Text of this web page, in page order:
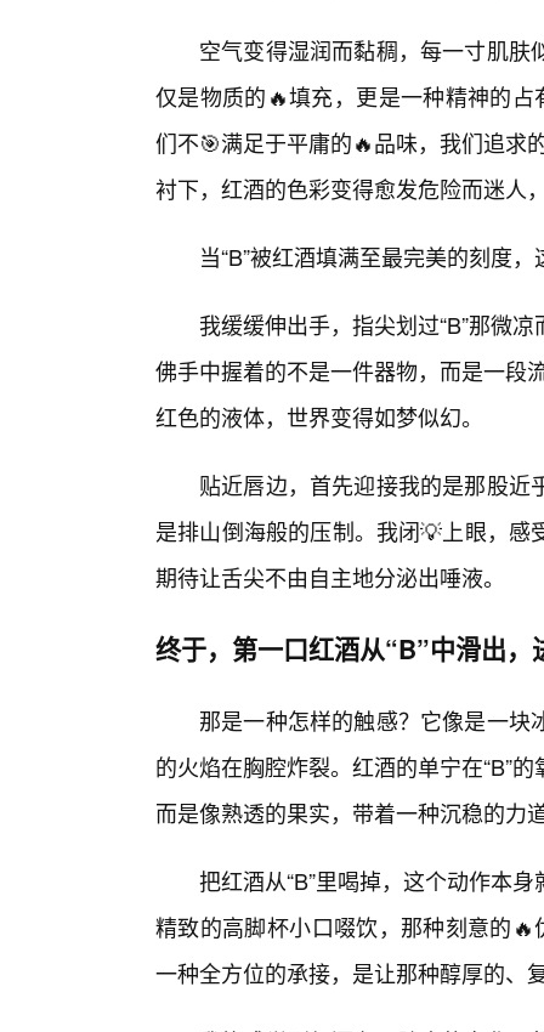
空气变得湿润而黏稠，每一寸肌
仅是物质的🔥填充，更是一种精神的
们不🎯满足于平庸的🔥品味，我们追求
衬下，红酒的色彩变得愈发危险而迷人
当“B”被红酒填满至最完美的刻度
我缓缓伸出手，指尖划过“B”那微
佛手中握着的不是一件器物，而是一段
红色的液体，世界变得如梦似幻。
贴近唇边，首先迎接我的是那股
是排山倒海般的压制。我闭💡上眼，
期待让舌尖不由自主地分泌出唾液。
终于，第一口红酒从“B”中滑出，
那是一种怎样的触感？它像是一
的火焰在胸腔炸裂。红酒的单宁在“B”
而是像熟透的果实，带着一种沉稳的力
把红酒从“B”里喝掉，这个动作本
精致的高脚杯小口啜饮，那种刻意的🔥
一种全方位的承接，是让那种醇厚的、